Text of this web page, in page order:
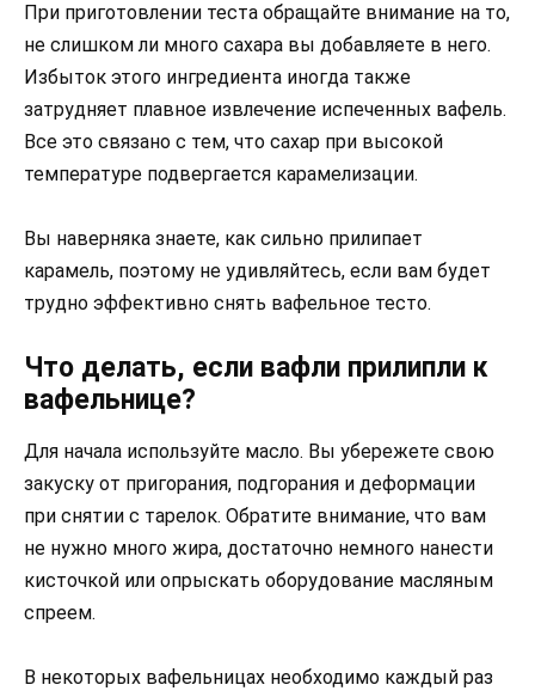
При приготовлении теста обращайте внимание на то,
не слишком ли много сахара вы добавляете в него.
Избыток этого ингредиента иногда также
затрудняет плавное извлечение испеченных вафель.
Все это связано с тем, что сахар при высокой
температуре подвергается карамелизации.
Вы наверняка знаете, как сильно прилипает
карамель, поэтому не удивляйтесь, если вам будет
трудно эффективно снять вафельное тесто.
Что делать, если вафли прилипли к
вафельнице?
Для начала используйте масло. Вы убережете свою
закуску от пригорания, подгорания и деформации
при снятии с тарелок. Обратите внимание, что вам
не нужно много жира, достаточно немного нанести
кисточкой или опрыскать оборудование масляным
спреем.
В некоторых вафельницах необходимо каждый раз